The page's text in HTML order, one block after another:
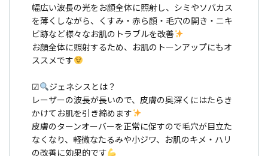
幅広い波長の光をお顔全体に照射し、シミやソバカス
を薄くしながら、くすみ・赤ら顔・毛穴の開き・ニキ
ビ跡など様々なお肌のトラブルを改善
お顔全体に照射するため、お肌のトーンアップにもオ
ススメです
☑︎
ジェネシスとは？
レーザーの波長が長いので、皮膚の奥深くにはたらき
かけてお肌を引き締めます
皮膚のターンオーバーを正常に促すので毛穴が目立た
なくなり、軽微なたるみや小ジワ、お肌のキメ・ハリ
の改善に効果的です